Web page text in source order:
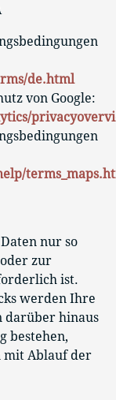
de.html
von Google:
nur so
zur
ist.
werden Ihre
darüber hinaus
bestehen,
mit Ablauf der